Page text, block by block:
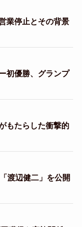
業停止とその背景
初優勝、グランプ
もたらした衝撃的
渡辺健二」を公開